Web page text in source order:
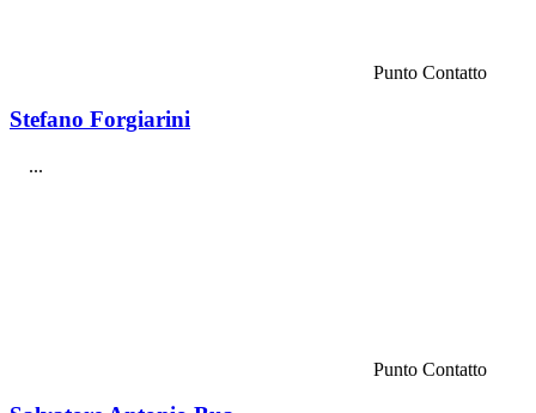
Punto Contatto
Stefano Forgiarini
...
Punto Contatto